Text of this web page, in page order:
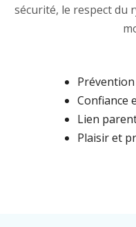
sécurité, le respect du
Confiance
Lien
Plaisir et